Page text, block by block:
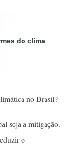
do clima
no Brasil?
seja a mitigação.
o